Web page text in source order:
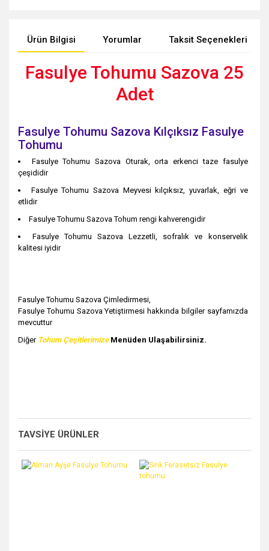
Ürün Bilgisi Yorumlar Taksit Seçenekleri
Fasulye Tohumu Sazova 25
Adet
Fasulye Tohumu Sazova Kılçıksız Fasulye
Tohumu
Fasulye Tohumu Sazova Oturak, orta erkenci taze fasulye
çeşididir
Fasulye Tohumu Sazova Meyvesi kılçıksız, yuvarlak, eğri ve
etlidir
Fasulye Tohumu Sazova Tohum rengi kahverengidir
Fasulye Tohumu Sazova Lezzetli, sofralık ve konservelik
kalitesi iyidir
Fasulye Tohumu Sazova Çimledirmesi,
Fasulye Tohumu Sazova Yetiştirmesi hakkında bilgiler sayfamızda
mevcuttur
Diğer Tohum Çeşitlerimize Menüden Ulaşabilirsiniz.
Yorum Yaz
kullanarak tarafımıza iletebilirsiniz.
Görüş ve önerileriniz için teşekkür ederiz.
Ürün resmi kalitesiz, bozuk veya görüntülenemiyor.
Ürün açıklamasında eksik bilgiler bulunuyor.
TAVSİYE ÜRÜNLER